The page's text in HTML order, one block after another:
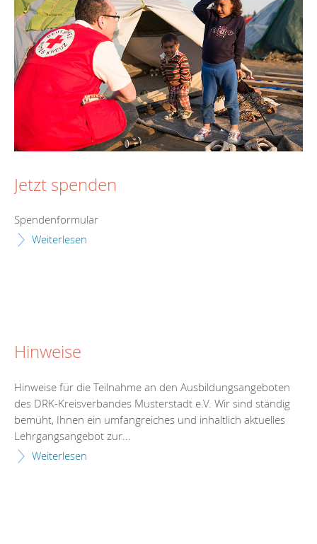
Jetzt spenden
Spendenformular
Weiterlesen
Hinweise
Hinweise für die Teilnahme an den Ausbildungsangeboten
des DRK-Kreisverbandes Musterstadt e.V. Wir sind ständig
bemüht, Ihnen ein umfangreiches und inhaltlich aktuelles
Lehrgangsangebot zur...
Weiterlesen